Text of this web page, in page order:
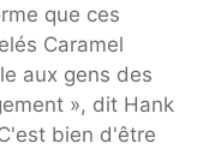
que ces
Caramel
aux gens des
», dit Hank
bien d'être